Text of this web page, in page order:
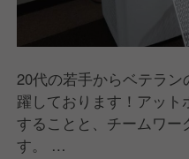
20代の若手からベテラ
躍しております！アッ
することと、チームワー
す。